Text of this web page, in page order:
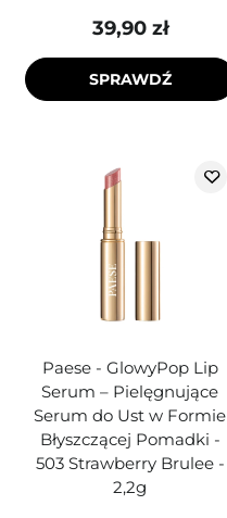
39,90 zł
SPRAWDŹ
Paese - GlowyPop Lip
Serum – Pielęgnujące
Serum do Ust w Formie
Błyszczącej Pomadki -
503 Strawberry Brulee -
2,2g